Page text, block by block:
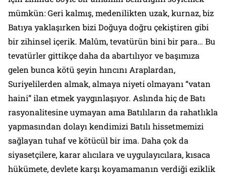
mümkün: Geri kalmış, medenilikten uzak, kurnaz, biz
Batıya yaklaşırken bizi Doğuya doğru çekiştiren gibi
bir zihinsel içerik. Malûm, tevatürün bini bir para… Bu
tevatürler gittikçe daha da abartılıyor ve başımıza
gelen bunca kötü şeyin hıncını Araplardan,
Suriyelilerden almak, almaya niyeti olmayanı “vatan
haini” ilan etmek yaygınlaşıyor. Aslında hiç de Batı
rasyonalitesine uymayan ama Batılıların da rahatlıkla
yapmasından dolayı kendimizi Batılı hissetmemizi
sağlayan tuhaf ve kötücül bir ima. Daha çok da
siyasetçilere, karar alıcılara ve uygulayıcılara, kısaca
hükümete, devlete karşı koyamamanın verdiği eziklik